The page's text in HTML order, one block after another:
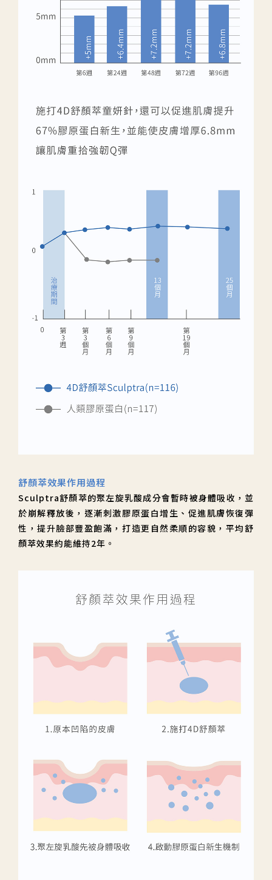
舒顏萃效果作用過程
Sculptra舒顏萃的聚左旋乳酸成分會暫時被身體吸收，並
於崩解釋放後，逐漸刺激膠原蛋白增生、促進肌膚恢復彈
性，提升臉部豐盈飽滿，打造更自然柔順的容貌，平均舒
顏萃效果約能維持2年。